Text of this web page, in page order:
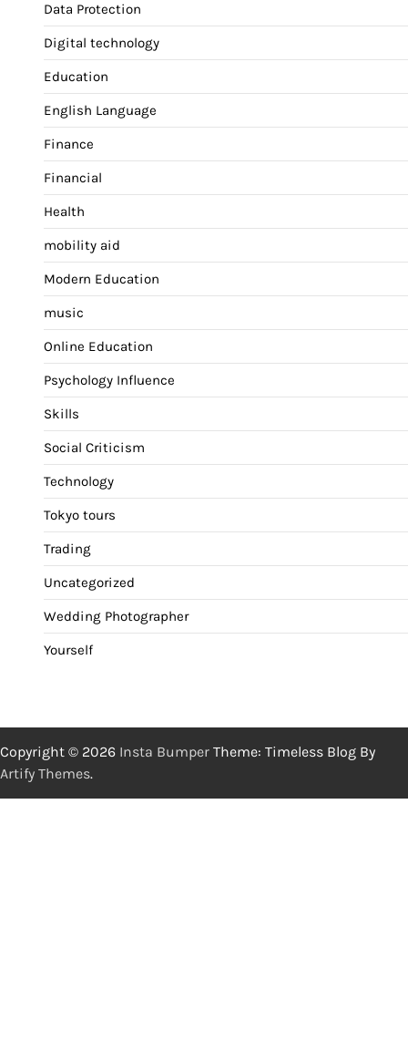
Data Protection
Digital technology
Education
English Language
Finance
Financial
Health
mobility aid
Modern Education
music
Online Education
Psychology Influence
Skills
Social Criticism
Technology
Tokyo tours
Trading
Uncategorized
Wedding Photographer
Yourself
Copyright © 2026 Insta Bumper Theme: Timeless Blog By
Artify Themes.